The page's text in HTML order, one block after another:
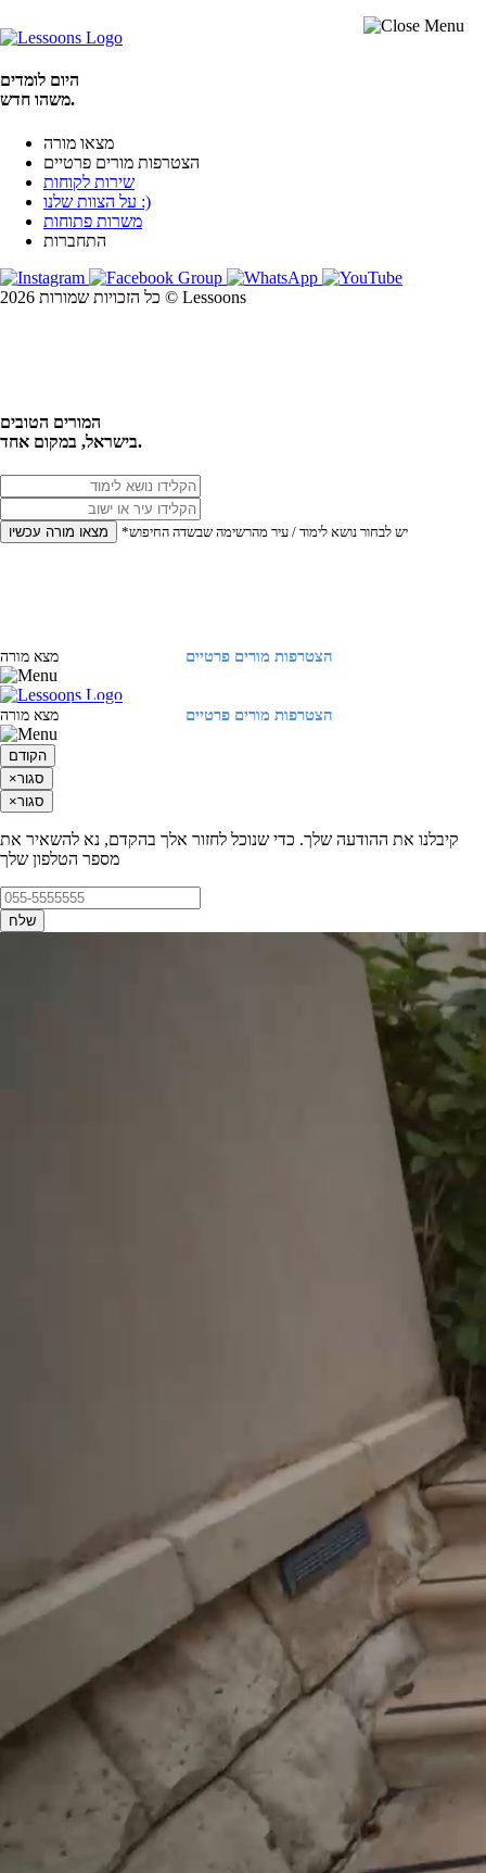
היום לומדים
משהו חדש.
מצאו מורה
הצטרפות מורים פרטיים
שירות לקוחות
על הצוות שלנו :)
משרות פתוחות
התחברות
כל הזכויות שמורות 2026 © Lessoons
המורים הטובים
בישראל, במקום אחד.
מצאו מורה עכשיו *יש לבחור נושא לימוד / עיר מהרשימה שבשדה החיפוש
הצטרפות מורים פרטיים מצא מורה
הצטרפות מורים פרטיים מצא מורה
הקודם
×סגור
×סגור
קיבלנו את ההודעה שלך. כדי שנוכל לחזור אלך בהקדם, נא להשאיר את
מספר הטלפון שלך
שלח